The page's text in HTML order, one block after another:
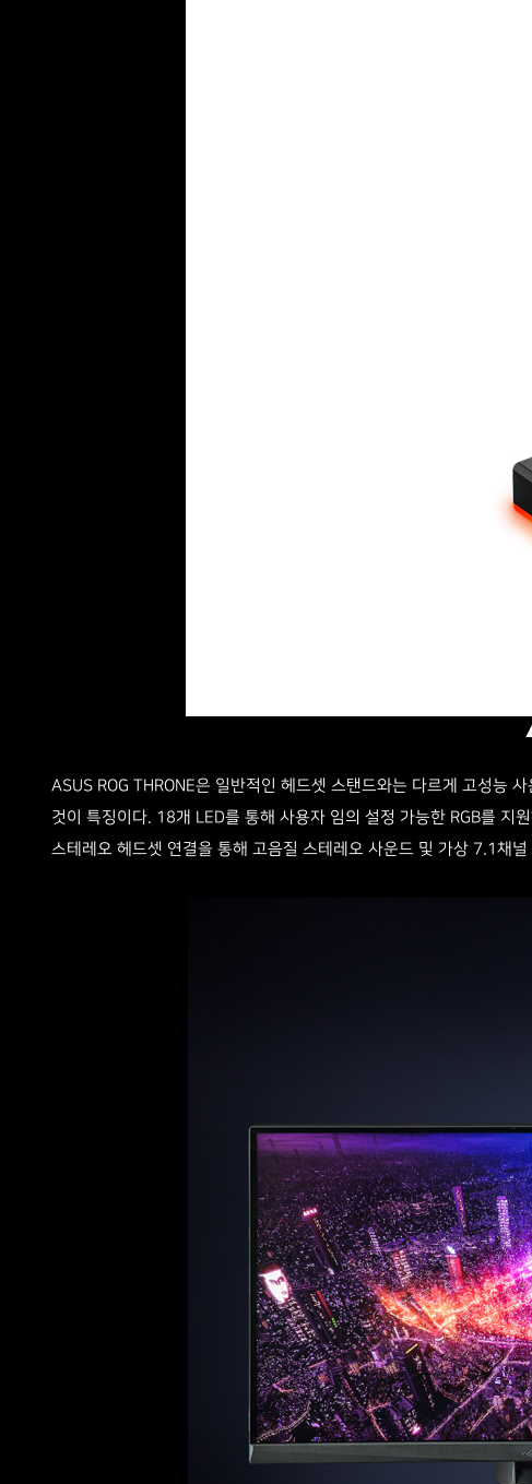
ASUS ROG THRONE은 일반적인 헤드셋 스탠드와는 다르게 고성능
것이 특징이다. 18개 LED를 통해 사용자 임의 설정 가능한 RGB를 지
스테레오 헤드셋 연결을 통해 고음질 스테레오 사운드 및 가상 7.1채